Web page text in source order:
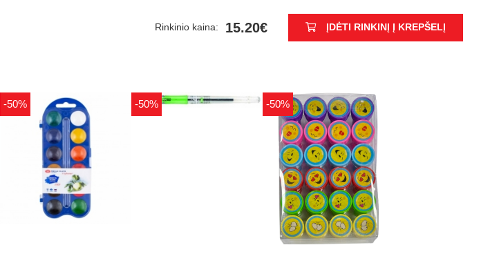
Rinkinio kaina: 15.20€ ĮDĖTI RINKINĮ Į KREPŠELĮ
-50% -50% -50%